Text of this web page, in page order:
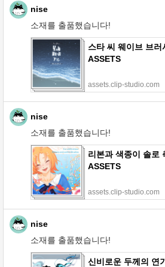
nise
소재를 출품했습니다!
스타 씨 웨이브 브
ASSETS
assets.clip-studio.com
nise
소재를 출품했습니다!
리본과 색종이 솔로
ASSETS
assets.clip-studio.com
nise
소재를 출품했습니다!
신비로운 두께의 연